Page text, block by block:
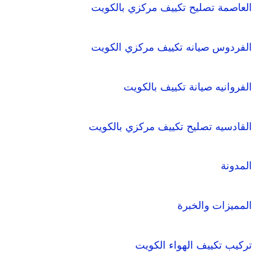
العاصمة تصليح تكييف مركزي بالكويت
الفردوس صيانه تكييف مركزي الكويت
الفروانيه صيانة تكييف بالكويت
القادسيه تصليح تكييف مركزي بالكويت
المدونة
المميزات والخبرة
تركيب تكييف الهواء الكويت